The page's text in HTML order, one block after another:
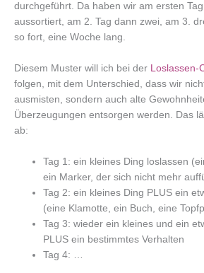
durchgeführt. Da haben wir am ersten
aussortiert, am 2. Tag dann zwei, am 3.
so fort, eine Woche lang.
Diesem Muster will ich bei der Loslassen-
folgen, mit dem Unterschied, dass wir
ausmisten, sondern auch alte
Überzeugungen entsorgen werden. Das
ab:
Tag 1: ein kleines Ding loslassen
ein Marker, der sich nicht mehr
Tag 2: ein kleines Ding PLUS ein
(eine Klamotte, ein Buch, eine
Tag 3: wieder ein kleines und ein
PLUS ein bestimmtes Verhalten
Tag 4: …